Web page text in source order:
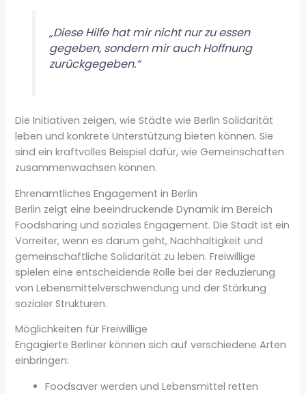
„Diese Hilfe hat mir nicht nur zu essen
gegeben, sondern mir auch Hoffnung
zurückgegeben.“
Die Initiativen zeigen, wie Städte wie Berlin Solidarität
leben und konkrete Unterstützung bieten können. Sie
sind ein kraftvolles Beispiel dafür, wie Gemeinschaften
zusammenwachsen können.
Ehrenamtliches Engagement in Berlin
Berlin zeigt eine beeindruckende Dynamik im Bereich
Foodsharing und soziales Engagement. Die Stadt ist ein
Vorreiter, wenn es darum geht, Nachhaltigkeit und
gemeinschaftliche Solidarität zu leben. Freiwillige
spielen eine entscheidende Rolle bei der Reduzierung
von Lebensmittelverschwendung und der Stärkung
sozialer Strukturen.
Möglichkeiten für Freiwillige
Engagierte Berliner können sich auf verschiedene Arten
einbringen:
Foodsaver werden und Lebensmittel retten